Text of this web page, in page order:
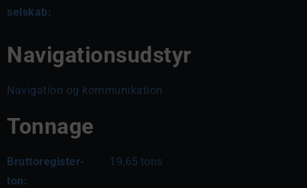
selskab:
Navigationsudstyr
Navigation og kommunikation
Tonnage
Bruttoregister-
ton:
19,65 tons